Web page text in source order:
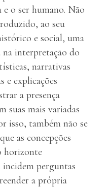
o ser humano. Não
ao seu
e social, uma
na interpretação do
narrativas
e explicações
a presença
suas mais variadas
isso, também não se
as concepções
horizonte
perguntas
a própria